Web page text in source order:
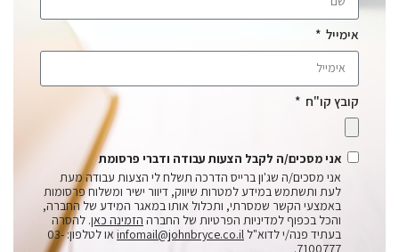
אימייל
קובץ קו"ח
אני מסכים/ה לקבל הצעות עבודה ודברי פרסומת
אני מסכים/ה שג'ון ברייס הדרכה תשלח לי הצעות עבודה מעת
לעת ותשתמש במידע למטרות שיווק, דיוור ישיר ומשלוח פרסומות
באמצעי הקשר שמסרתי, ותכלול אותו במאגר המידע של החברה,
והכל בכפוף למדיניות הפרטיות של החברה הזמינה כאן. להסרה
בעתיד פנה/י לדוא"ל infomail@johnbryce.co.il
או לטלפון: 03-
7100777.